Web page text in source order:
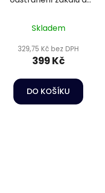
Skladem
329,75 Kč bez DPH
399 Kč
DO KOŠÍKU